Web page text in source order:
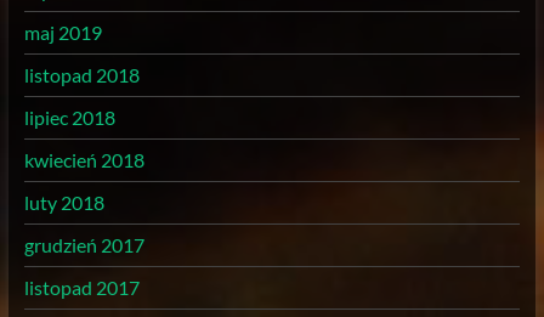
maj 2019
listopad 2018
lipiec 2018
kwiecień 2018
luty 2018
grudzień 2017
listopad 2017